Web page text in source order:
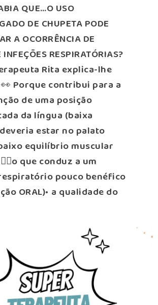
QUE…O USO
DE CHUPETA PODE
A OCORRÊNCIA DE
INFEÇÕES RESPIRATÓRIAS?
Rita explica-lhe
Porque contribui para a
de uma posição
da língua (baixa
estar no palato
equilíbrio muscular
que conduz a um
pouco benéfico
ORAL)•⁠ ⁠a qualidade do